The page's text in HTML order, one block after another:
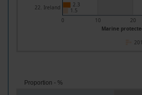
Marine
0 10 20
22. Ireland 2.3
1.5
Proportion - %